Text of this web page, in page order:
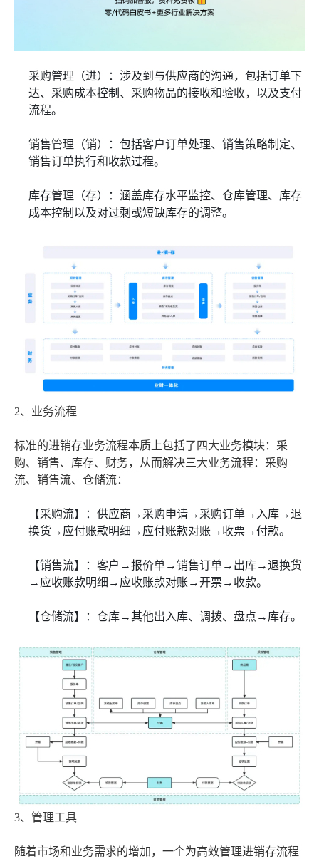
采购管理（进）：涉及到与供应商的沟通，包括订单下
达、采购成本控制、采购物品的接收和验收，以及支付
流程。
销售管理（销）：包括客户订单处理、销售策略制定、
销售订单执行和收款过程。
库存管理（存）：涵盖库存水平监控、仓库管理、库存
成本控制以及对过剩或短缺库存的调整。
2、业务流程
标准的进销存业务流程本质上包括了四大业务模块：采
购、销售、库存、财务，从而解决三大业务流程：采购
流、销售流、仓储流：
【采购流】：供应商→采购申请→采购订单→入库→退
换货→应付账款明细→应付账款对账→收票→付款。
【销售流】：客户→报价单→销售订单→出库→退换货
→应收账款明细→应收账款对账→开票→收款。
【仓储流】：仓库→其他出入库、调拨、盘点→库存。
3、管理工具
随着市场和业务需求的增加，一个为高效管理进销存流程